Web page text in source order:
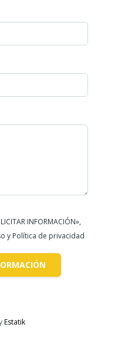
INFORMACIÓN»,
y Política de privacidad
Estatik